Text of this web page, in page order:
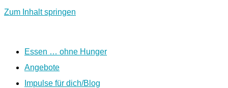
Zum Inhalt springen
Essen … ohne Hunger
Angebote
Impulse für dich/Blog